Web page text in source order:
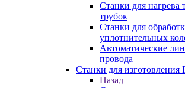
Станки для нагрева
трубок
Станки для
уплотнительных
Автоматические
провода
Станки для изготовления
Назад